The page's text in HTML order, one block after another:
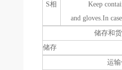
S相
Keep container
and gloves.In
储存和
储
运